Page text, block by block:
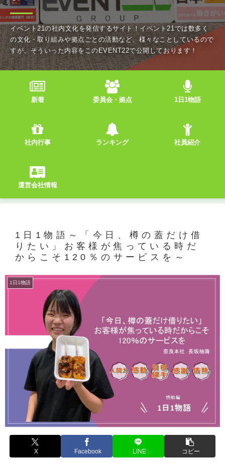
イベント21の社内文化を発信するサイト！イベント21では数多く
の文化・取り組みや拠点ごとの活動など、様々なことしているので
すが、そういった内容をこのEVENT22で公開しております！
新着 委員会・拠点 1日1物語
社内行事 ランキング 社員紹介
運営会社情報
1日1物語～「今日、樽の蓋だけ借
りたい」お客様が焦っている時だ
からこそ120％のサービスを～
1日1物語
X Facebook LINE コピー